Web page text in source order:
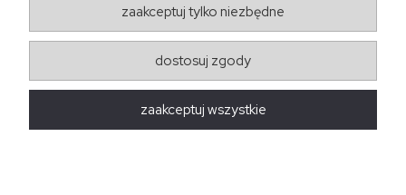
405,30 zł
Regulaminy
Obsługa zamówień
zaakceptuj tylko niezbędne
dostosuj zgody
zaakceptuj wszystkie